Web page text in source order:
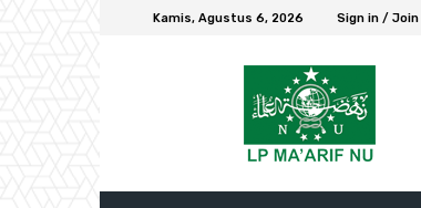
Kamis, Agustus 6, 2026 Sign in / Join